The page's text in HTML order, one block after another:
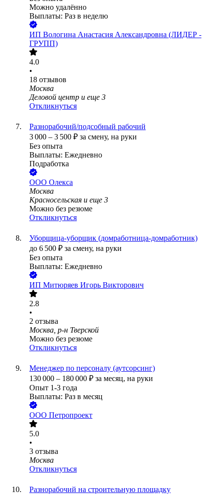
Можно удалённо
Выплаты: Раз в неделю
ИП Вологина Анастасия Александровна (ЛИДЕР -
ГРУПП)
4.0
•
18 отзывов
Москва
Деловой центр и еще 3
Откликнуться
Разнорабочий/подсобный рабочий
3 000 – 3 500 ₽ за смену, на руки
Без опыта
Выплаты: Ежедневно
Подработка
ООО Олекса
Москва
Красносельская и еще 3
Можно без резюме
Откликнуться
Уборщица-уборщик (домработница-домработник)
до 6 500 ₽ за смену, на руки
Без опыта
Выплаты: Ежедневно
ИП Митюряев Игорь Викторович
2.8
•
2 отзыва
Москва, р-н Тверской
Можно без резюме
Откликнуться
Менеджер по персоналу (аутсорсинг)
130 000 – 180 000 ₽ за месяц, на руки
Опыт 1-3 года
Выплаты: Раз в месяц
ООО Петропроект
5.0
•
3 отзыва
Москва
Откликнуться
Разнорабочий на строительную площадку